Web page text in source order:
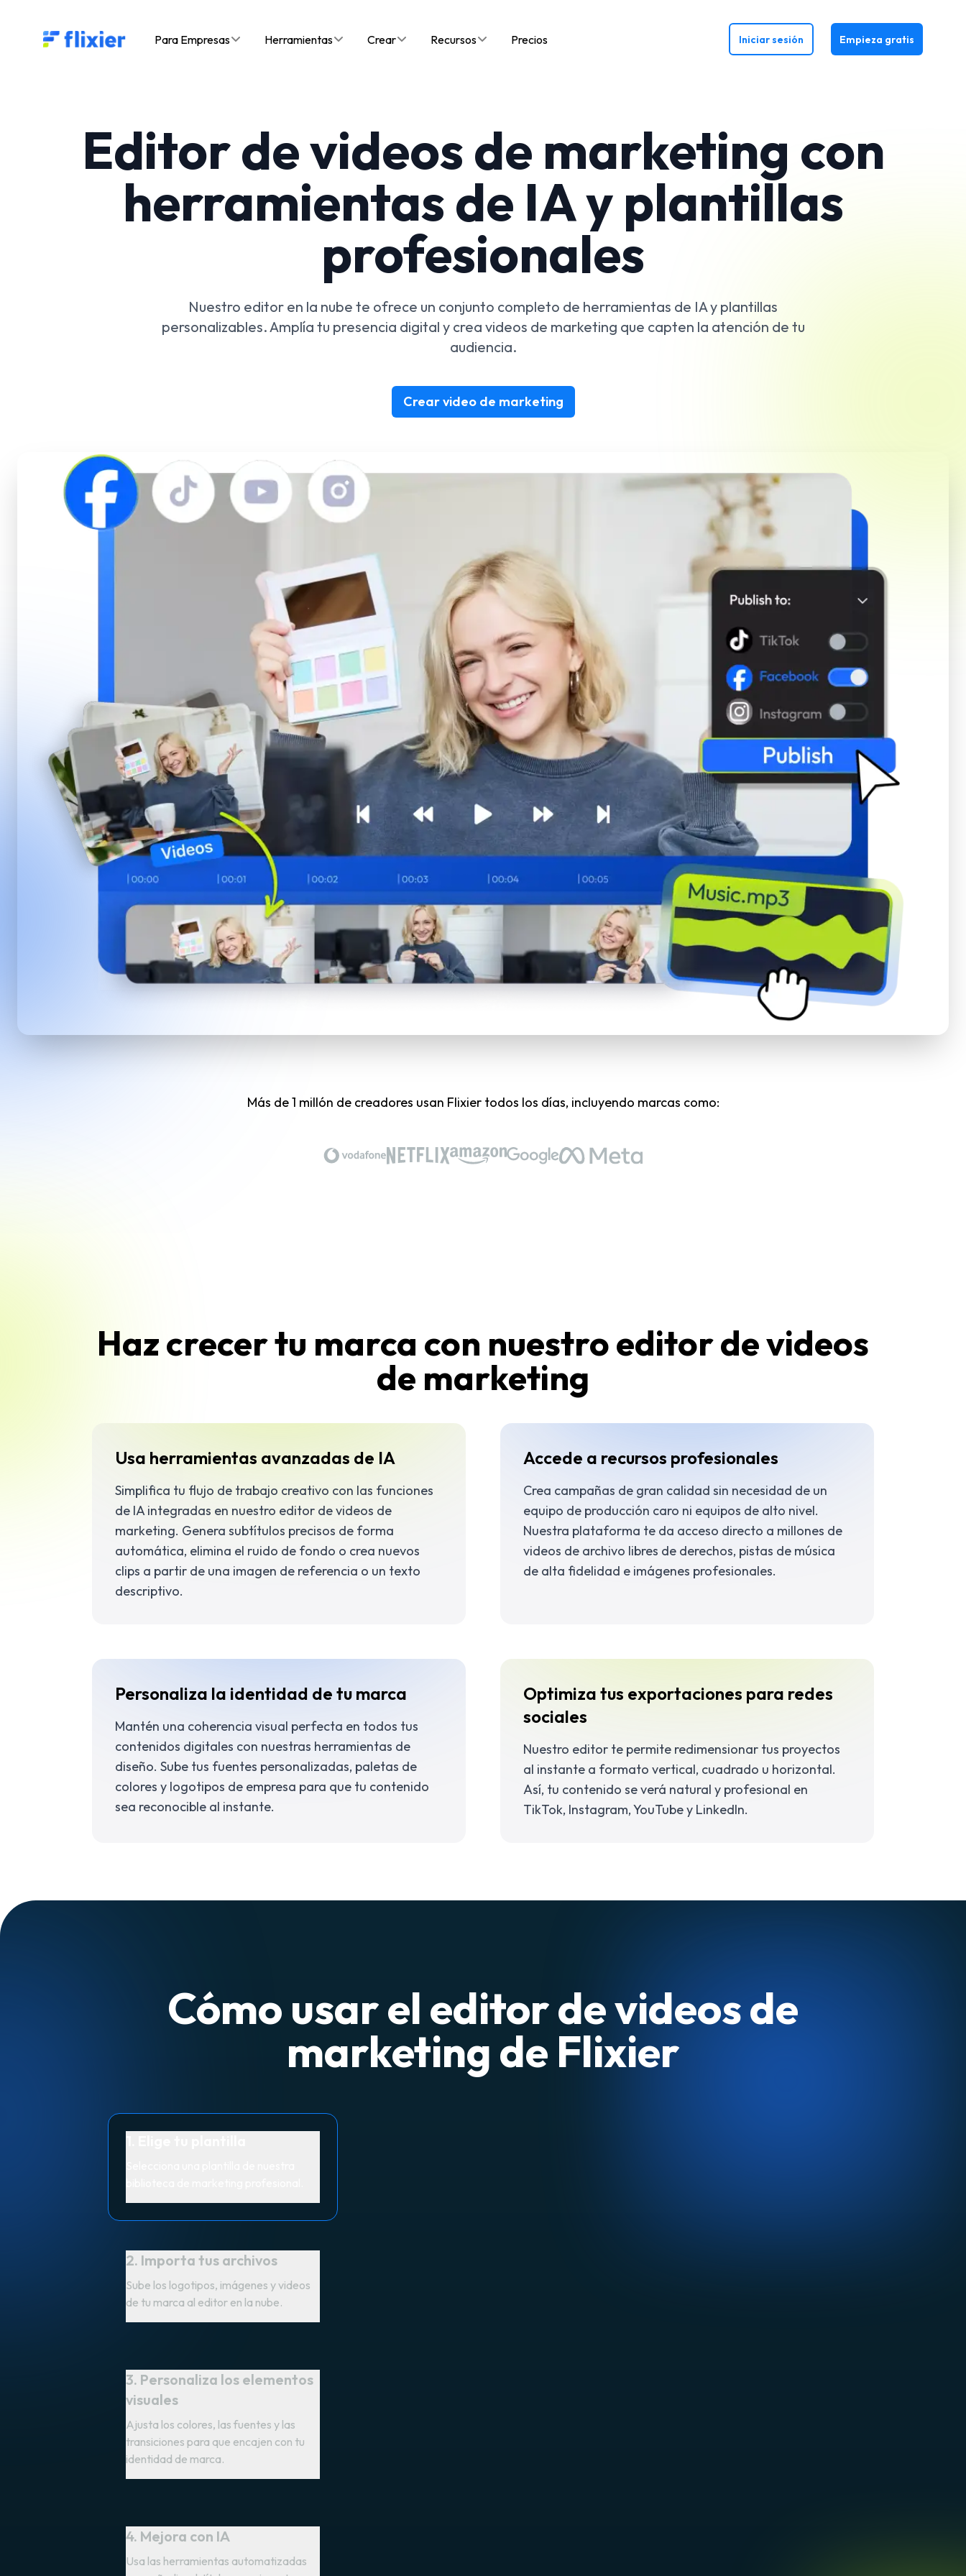
Flixier logo - Home Para Empresas Herramientas Crear Recursos Precios Iniciar sesión Empieza gratis
Editor de videos de marketing con
herramientas de IA y plantillas
profesionales
Nuestro editor en la nube te ofrece un conjunto completo de herramientas de IA y plantillas
personalizables. Amplía tu presencia digital y crea videos de marketing que capten la atención de tu
audiencia.
Crear video de marketing
Más de 1 millón de creadores usan Flixier todos los días, incluyendo marcas como:
Haz crecer tu marca con nuestro editor de videos
de marketing
Usa herramientas avanzadas de IA
Simplifica tu flujo de trabajo creativo con las funciones
de IA integradas en nuestro editor de videos de
marketing. Genera subtítulos precisos de forma
automática, elimina el ruido de fondo o crea nuevos
clips a partir de una imagen de referencia o un texto
descriptivo.
Accede a recursos profesionales
Crea campañas de gran calidad sin necesidad de un
equipo de producción caro ni equipos de alto nivel.
Nuestra plataforma te da acceso directo a millones de
videos de archivo libres de derechos, pistas de música
de alta fidelidad e imágenes profesionales.
Personaliza la identidad de tu marca
Mantén una coherencia visual perfecta en todos tus
contenidos digitales con nuestras herramientas de
diseño. Sube tus fuentes personalizadas, paletas de
colores y logotipos de empresa para que tu contenido
sea reconocible al instante.
Optimiza tus exportaciones para redes
sociales
Nuestro editor te permite redimensionar tus proyectos
al instante a formato vertical, cuadrado u horizontal.
Así, tu contenido se verá natural y profesional en
TikTok, Instagram, YouTube y LinkedIn.
Cómo usar el editor de videos de
marketing de Flixier
2. Importa tus archivos
Sube los logotipos, imágenes y videos
de tu marca al editor en la nube.
3. Personaliza los elementos
visuales
Ajusta los colores, las fuentes y las
transiciones para que encajen con tu
identidad de marca.
4. Mejora con IA
Usa las herramientas automatizadas